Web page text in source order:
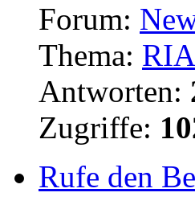
Forum:
Thema:
Antworten:
Zugriffe:
Rufe den